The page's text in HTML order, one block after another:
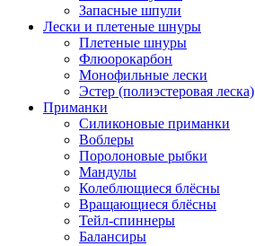
Запасные шпули
Лески и плетеные шнуры
Плетеные шнуры
Флюорокарбон
Монофильные лески
Эстер (полиэстеровая леска)
Приманки
Силиконовые приманки
Воблеры
Поролоновые рыбки
Мандулы
Колеблющиеся блёсны
Вращающиеся блёсны
Тейл-спиннеры
Балансиры